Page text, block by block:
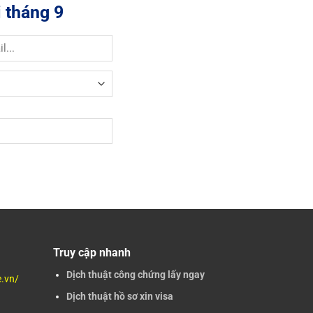
9
Truy cập nhanh
Dịch thuật công chứng lấy ngay
Dịch thuật hồ sơ xin visa